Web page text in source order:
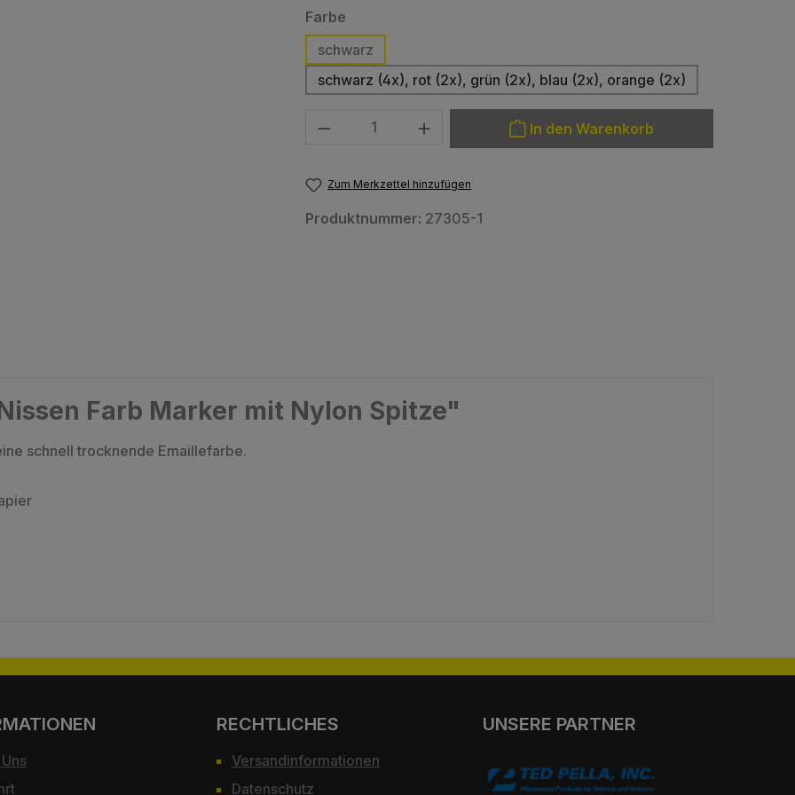
Farbe
schwarz
schwarz (4x), rot (2x), grün (2x), blau (2x), orange (2x)
Produkt Anzahl: Gib den gewünschten Wert ein oder benutze die
In den Warenkorb
Zum Merkzettel hinzufügen
Produktnummer: 27305-1
Farb Marker mit Nylon Spitze"
schnell trocknende Emaillefarbe.
RECHTLICHES
Versandinformationen
Datenschutz
UNSERE PARTNER